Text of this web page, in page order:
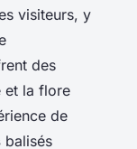
visiteurs, y
des
et la flore
de
balisés